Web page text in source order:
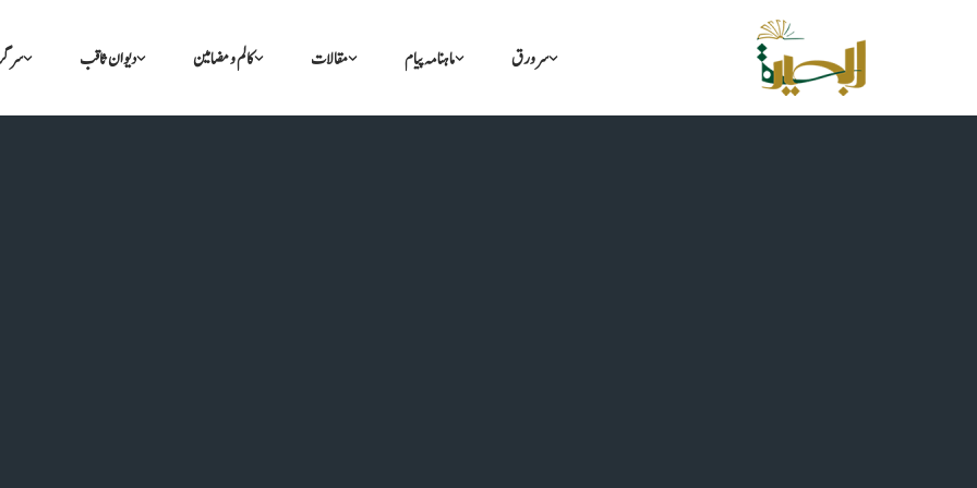
content
سرورق ماہنامہ پیام مقالات کالم و مضامین دیوان ثاقب